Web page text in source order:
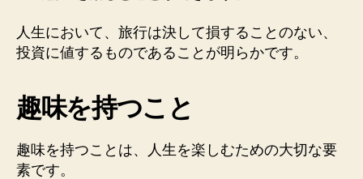
人生において、旅行は決して損することのない、
投資に値するものであることが明らかです。
趣味を持つこと
趣味を持つことは、人生を楽しむための大切な要
素です。